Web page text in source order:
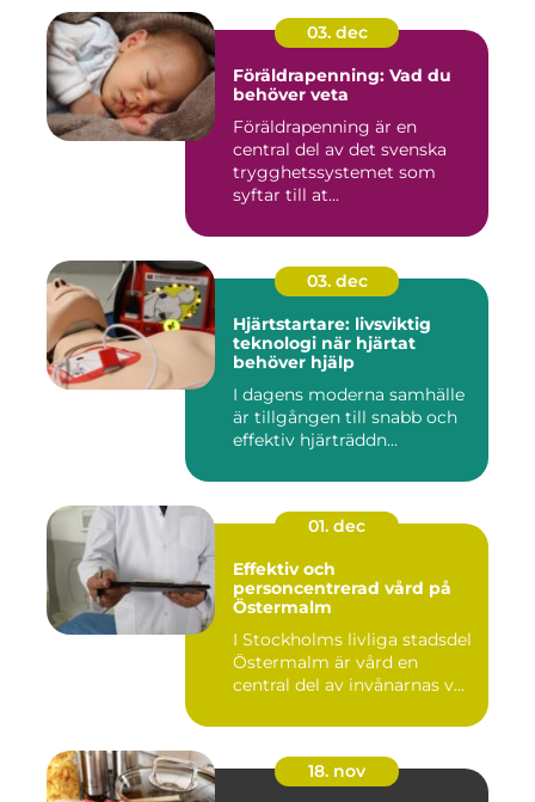
03. dec
Föräldrapenning: Vad du
behöver veta
Föräldrapenning är en
central del av det svenska
trygghetssystemet som
syftar till at...
03. dec
Hjärtstartare: livsviktig
teknologi när hjärtat
behöver hjälp
I dagens moderna samhälle
är tillgången till snabb och
effektiv hjärträddn...
01. dec
Effektiv och
personcentrerad vård på
Östermalm
I Stockholms livliga stadsdel
Östermalm är vård en
central del av invånarnas v...
18. nov